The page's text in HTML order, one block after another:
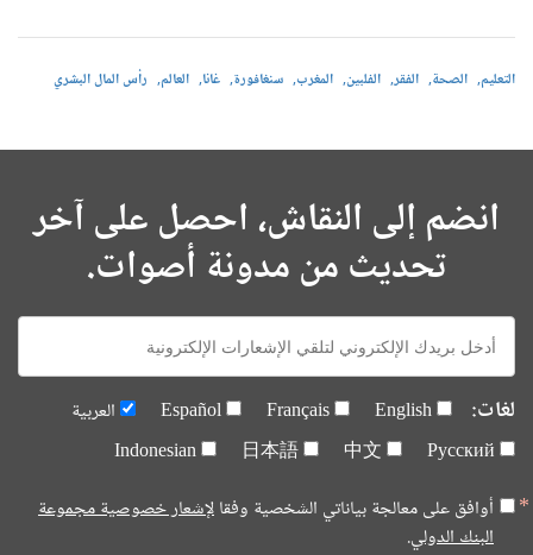
التعليم الصحة الفقر الفلبين المغرب سنغافورة غانا العالم رأس المال البشري
انضم إلى النقاش، احصل على آخر
تحديث من مدونة أصوات.
E-
mail:
لغات: English
Français
Español
العربية
Русский
中文
日本語
Indonesian
أوافق على معالجة بياناتي الشخصية وفقالإشعار خصوصية مجموعة
البنك الدولي.